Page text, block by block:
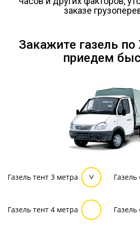
заказе
Закажите газель
приедем
Газель тент 3 метра Газель
Газель тент 4 метра Газель